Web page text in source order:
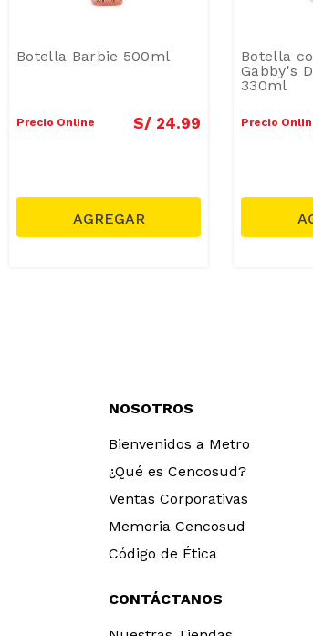
Botella Barbie 500ml
Precio Online S/ 24.99
Botella
Gabby's
330ml
Precio
NOSOTROS
Bienvenidos a Metro
¿Qué es Cencosud?
Ventas Corporativas
Memoria Cencosud
Código de Ética
CONTÁCTANOS